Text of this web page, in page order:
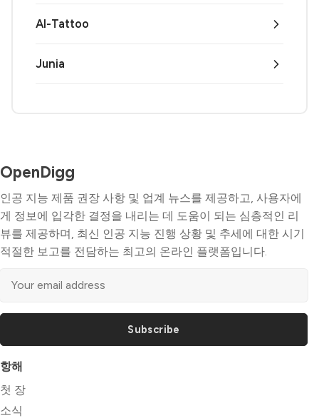
AI-Tattoo
Junia
OpenDigg
인공 지능 제품 권장 사항 및 업계 뉴스를 제공하고, 사용자에
게 정보에 입각한 결정을 내리는 데 도움이 되는 심층적인 리
뷰를 제공하며, 최신 인공 지능 진행 상황 및 추세에 대한 시기
적절한 보고를 전담하는 최고의 온라인 플랫폼입니다.
Subscribe
항해
첫 장
소식